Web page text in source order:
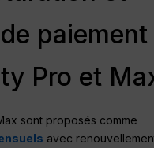
paiement
Pro et
sont proposés comme
avec